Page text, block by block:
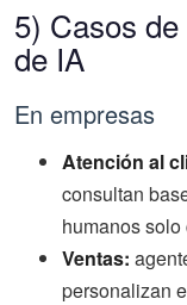
5) Casos
de IA
En empresas
Atención al
consultan
humanos
Ventas:
personalizan